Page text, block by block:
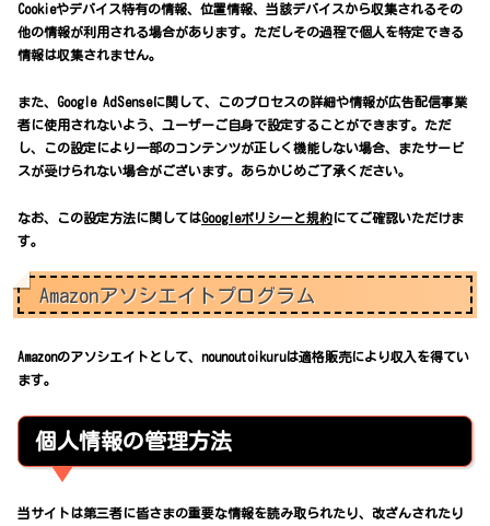
Cookieやデバイス特有の情報、位置情報、当該デバイスから収集されるその
他の情報が利用される場合があります。ただしその過程で個人を特定できる
情報は収集されません。
また、Google AdSenseに関して、このプロセスの詳細や情報が広告配信事業
者に使用されないよう、ユーザーご自身で設定することができます。ただ
し、この設定により一部のコンテンツが正しく機能しない場合、またサービ
スが受けられない場合がございます。あらかじめご了承ください。
なお、この設定方法に関してはGoogleポリシーと規約にてご確認いただけま
す。
Amazonアソシエイトプログラム
Amazonのアソシエイトとして、nounoutoikuruは適格販売により収入を得てい
ます。
個人情報の管理方法
当サイトは第三者に皆さまの重要な情報を読み取られたり、改ざんされたり